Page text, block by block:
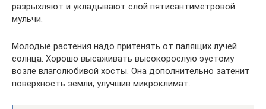
разрыхляют и укладывают слой пятисантиметровой
мульчи.
Молодые растения надо притенять от палящих лучей
солнца. Хорошо высаживать высокорослую эустому
возле влаголюбивой хосты. Она дополнительно затенит
поверхность земли, улучшив микроклимат.